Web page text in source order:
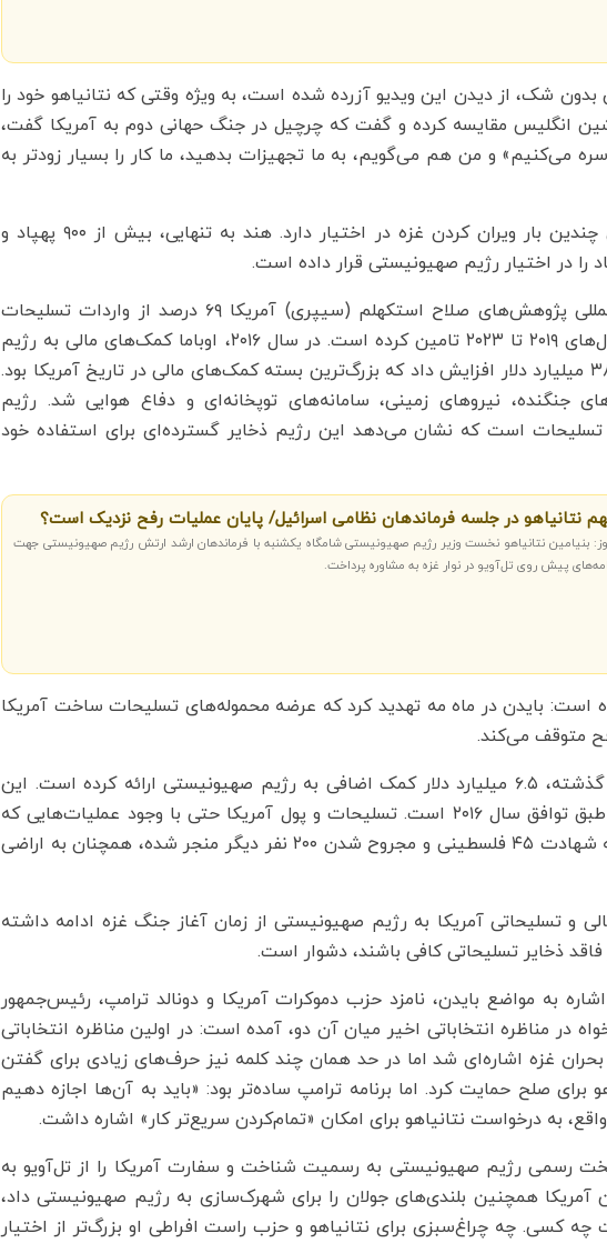
شک، از دیدن این ویدیو آزرده شده است، به ویژه وقتی که نتانیاهو خود را
انگلیس مقایسه کرده و گفت که چرچیل در جنگ حهانی دوم به آمریکا گفت،
می‌کنیم» و من هم می‌گویم، به ما تجهیزات بدهید، ما کار را بسیار زودتر به
رژیم صهیونیستی مهمات کافی برای چندین بار ویران کردن غزه در اختیار دارد. هند به تنهایی، بیش از ۹۰۰ پهپاد و
را در اختیار رژیم صهیونیستی قرار داده است.
اگرچه، طبق گزارش انستیتوی بین‌المللی پژوهش‌های صلاح استکهلم (سیپری) آمریکا ۶۹ درصد از واردات تسلیحات
متعارف رژیم صهیونیستی را بین سال‌های ۲۰۱۹ تا ۲۰۲۳ تامین کرده است. در سال ۲۰۱۶، اوباما کمک‌های مالی به رژیم
صهیونیستی را از ۳۰ میلیارد دلار به ۳۸ میلیارد دلار افزایش داد که بزرگ‌ترین بسته کمک‌های مالی در تاریخ آمریکا بود.
جنگنده، نیروهای زمینی، سامانه‌های توپخانه‌ای و دفاع هوایی شد. رژیم
تسلیحات است که نشان می‌دهد این رژیم ذخایر گسترده‌ای برای استفاده خود
نتانیاهو در جلسه فرماندهان نظامی اسرائیل/ پایان عملیات رفح نزدیک است؟
بنیامین نتانیاهو نخست وزیر رژیم صهیونیستی شامگاه یکشنبه با فرماندهان ارشد ارتش رژیم صهیونیستی جهت
پیش روی تل‌آویو در نوار غزه به مشاوره پرداخت.
است: بایدن در ماه مه تهدید کرد که عرضه محموله‌های تسلیحات ساخت آمریکا
متوقف می‌کند.
با این وجود، آمریکا از ۷ اکتبر سال گذشته، ۶.۵ میلیارد دلار کمک اضافی به رژیم صهیونیستی ارائه کرده است. این
مبلغ مازاد از ۳.۸ میلیارد دلار سالانه طبق توافق سال ۲۰۱۶ است. تسلیحات و پول آمریکا حتی با وجود عملیات‌هایی که
رژیم صهیونیستی در رفح داشته و به شهادت ۴۵ فلسطینی و مجروح شدن ۲۰۰ نفر دیگر منجر شده، همچنان به اراضی
و تسلیحاتی آمریکا به رژیم صهیونیستی از زمان آغاز جنگ غزه ادامه داشته
ذخایر تسلیحاتی کافی باشند، دشوار است.
به مواضع بایدن، نامزد حزب‌ دموکرات آمریکا و دونالد ترامپ، رئیس‌جمهور
در مناظره انتخاباتی اخیر میان آن دو، آمده است: در اولین مناظره انتخاباتی
بحران غزه اشاره‌ای شد اما در حد همان چند کلمه نیز حرف‌های زیادی برای گفتن
برای صلح حمایت کرد. اما برنامه ترامپ ساده‌تر بود: «باید به آن‌ها اجازه دهیم
به درخواست نتانیاهو برای امکان «تمام‌کردن سریع‌تر کار» اشاره داشت.
رسمی رژیم صهیونیستی به رسمیت شناخت و سفارت آمریکا را از تل‌آویو به
همچنین بلندی‌های جولان را برای شهرک‌سازی به رژیم صهیونیستی داد،
کسی. چه چراغ‌سبزی برای نتانیاهو و حزب راست افراطی او بزرگ‌تر از اختیار